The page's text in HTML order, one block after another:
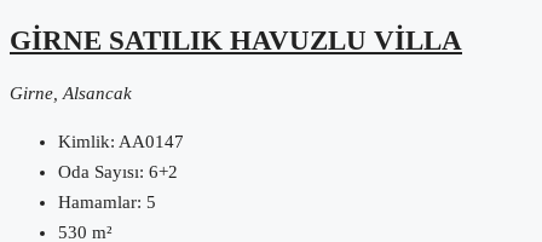
GIRNE SATILIK HAVUZLU VILLA
Girne, Alsancak
Kimlik: AA0147
Oda Sayısı: 6+2
Hamamlar: 5
530 m²